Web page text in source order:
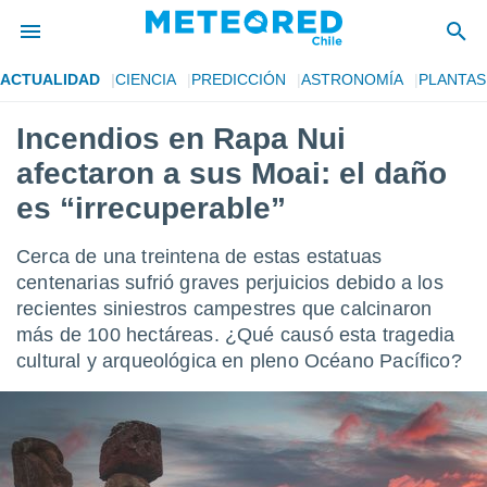
de
por
la
calidad.
a este
las
y
basada
ACTUALIDAD CIENCIA PREDICCIÓN ASTRONOMÍA PLANTAS
Incendios en Rapa Nui
afectaron a sus Moai: el daño
es “irrecuperable”
Cerca de una treintena de estas estatuas
centenarias sufrió graves perjuicios debido a los
recientes siniestros campestres que calcinaron
más de 100 hectáreas. ¿Qué causó esta tragedia
cultural y arqueológica en pleno Océano Pacífico?